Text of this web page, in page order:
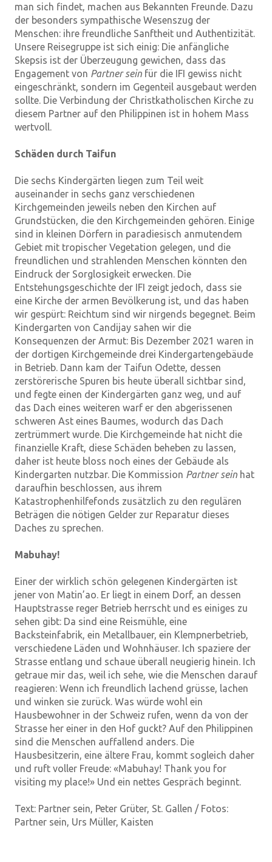
man sich findet, machen aus Bekannten Freunde. Dazu
der besonders sympathische Wesenszug der
Menschen: ihre freundliche Sanftheit und Authentizität.
Unsere Reisegruppe ist sich einig: Die anfängliche
Skepsis ist der Überzeugung gewichen, dass das
Engagement von Partner sein für die IFI gewiss nicht
eingeschränkt, sondern im Gegenteil ausgebaut werden
sollte. Die Verbindung der Christkatholischen Kirche zu
diesem Partner auf den Philippinen ist in hohem Mass
wertvoll.
Schäden durch Taifun
Die sechs Kindergärten liegen zum Teil weit
auseinander in sechs ganz verschiedenen
Kirchgemeinden jeweils neben den Kirchen auf
Grundstücken, die den Kirchgemeinden gehören. Einige
sind in kleinen Dörfern in paradiesisch anmutendem
Gebiet mit tropischer Vegetation gelegen, und die
freundlichen und strahlenden Menschen könnten den
Eindruck der Sorglosigkeit erwecken. Die
Entstehungsgeschichte der IFI zeigt jedoch, dass sie
eine Kirche der armen Bevölkerung ist, und das haben
wir gespürt: Reichtum sind wir nirgends begegnet. Beim
Kindergarten von Candijay sahen wir die
Konsequenzen der Armut: Bis Dezember 2021 waren in
der dortigen Kirchgemeinde drei Kindergartengebäude
in Betrieb. Dann kam der Taifun Odette, dessen
zerstörerische Spuren bis heute überall sichtbar sind,
und fegte einen der Kindergärten ganz weg, und auf
das Dach eines weiteren warf er den abgerissenen
schweren Ast eines Baumes, wodurch das Dach
zertrümmert wurde. Die Kirchgemeinde hat nicht die
finanzielle Kraft, diese Schäden beheben zu lassen,
daher ist heute bloss noch eines der Gebäude als
Kindergarten nutzbar. Die Kommission Partner sein hat
daraufhin beschlossen, aus ihrem
Katastrophenhilfefonds zusätzlich zu den regulären
Beträgen die nötigen Gelder zur Reparatur dieses
Daches zu sprechen.
Mabuhay!
Einer der wirklich schön gelegenen Kindergärten ist
jener von Matin’ao. Er liegt in einem Dorf, an dessen
Hauptstrasse reger Betrieb herrscht und es einiges zu
sehen gibt: Da sind eine Reismühle, eine
Backsteinfabrik, ein Metallbauer, ein Klempnerbetrieb,
verschiedene Läden und Wohnhäuser. Ich spaziere der
Strasse entlang und schaue überall neugierig hinein. Ich
getraue mir das, weil ich sehe, wie die Menschen darauf
reagieren: Wenn ich freundlich lachend grüsse, lachen
und winken sie zurück. Was würde wohl ein
Hausbewohner in der Schweiz rufen, wenn da von der
Strasse her einer in den Hof guckt? Auf den Philippinen
sind die Menschen auffallend anders. Die
Hausbesitzerin, eine ältere Frau, kommt sogleich daher
und ruft voller Freude: «Mabuhay! Thank you for
visiting my place!» Und ein nettes Gespräch beginnt.
Text: Partner sein, Peter Grüter, St. Gallen / Fotos:
Partner sein, Urs Müller, Kaisten